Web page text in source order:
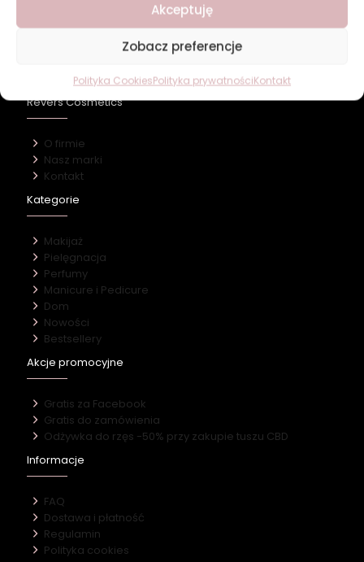
Akceptuję
Zobacz preferencje
Polityka CookiesPolityka prywatnościKontakt
Revers Cosmetics
O firmie
Nasz marki
Kontakt
Kategorie
Makijaż
Pielęgnacja
Perfumy
Manicure i Pedicure
Dom
Nowości
Bestsellery
Akcje promocyjne
Gratis za Facebook
Gratis do zamówienia
Odżywka do rzęs -50% przy zakupie tuszu CBD
Informacje
FAQ
Dostawa i płatność
Regulamin
Polityka cookies